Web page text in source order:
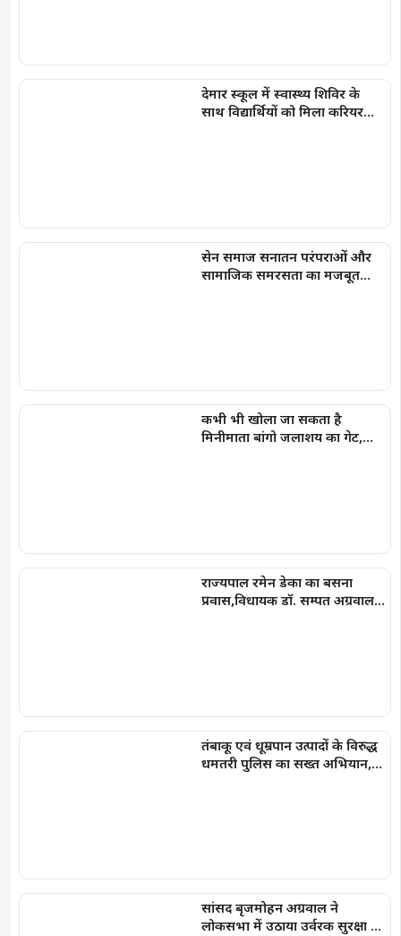
देमार स्कूल में स्वास्थ्य शिविर के
साथ विद्यार्थियों को मिला करियर
सेन समाज सनातन परंपराओं और
सामाजिक समरसता का मजबूत
कभी भी खोला जा सकता है
मिनीमाता बांगो जलाशय का गेट,
राज्यपाल रमेन डेका का बसना
प्रवास,विधायक डॉ. सम्पत अग्रवाल
तंबाकू एवं धूम्रपान उत्पादों के विरुद्ध
धमतरी पुलिस का सख्त अभियान,
सांसद बृजमोहन अग्रवाल ने
लोकसभा में उठाया उर्वरक सुरक्षा का